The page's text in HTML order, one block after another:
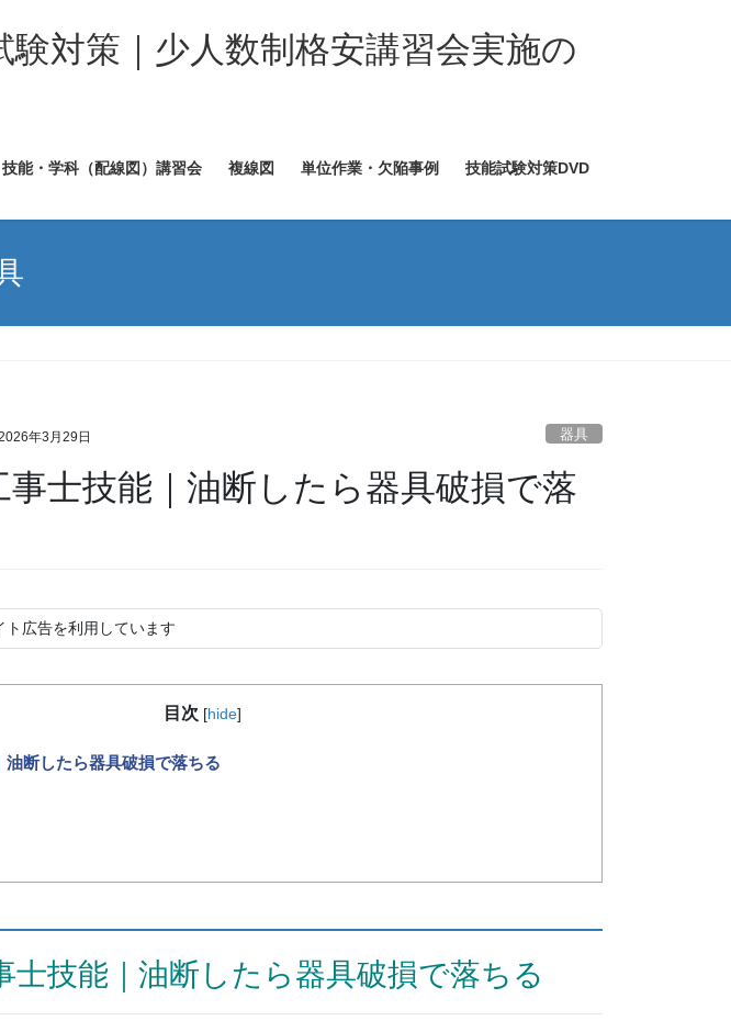
対策｜少人数制格安講習会実施の
技能・学科（配線図）講習会 複線図 単位作業・欠陥事例 技能試験対策DVD
年3月29日 器具
事士技能｜油断したら器具破損で落
ト広告を利用しています
目次 [hide]
断したら器具破損で落ちる
士技能｜油断したら器具破損で落ちる